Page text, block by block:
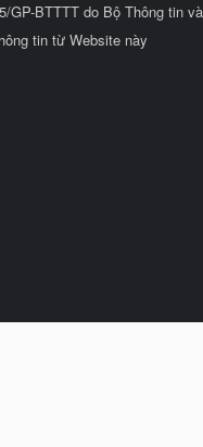
GP-BTTTT do Bộ Thông tin
tin từ Website này